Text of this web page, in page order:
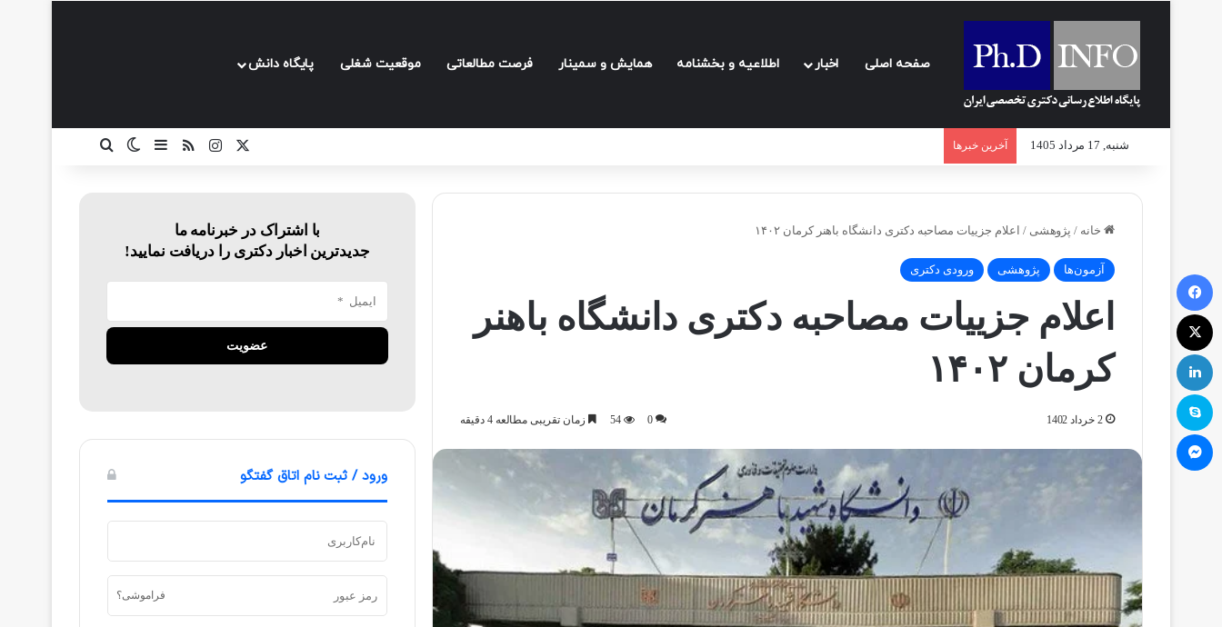
صفحه اصلی اخبار اطلاعیه و بخشنامه‌ همایش و سمینار فرصت مطالعاتی موقعیت شغلی پایگاه دانش
شنبه, 17 مرداد 1405 آخرین خبرها ایکساینستاگرام
خوراکسایدبارتغییر پوسته
خانه / پژوهشی / اعلام جزییات مصاحبه دکتری دانشگاه باهنر کرمان ۱۴۰۲
آزمون‌ها پژوهشی ورودی دکتری
اعلام جزییات مصاحبه دکتری دانشگاه باهنر
کرمان ۱۴۰۲
2 خرداد 1402 0
54 زمان تقریبی مطالعه 4 دقیقه
با اشتراک در خبرنامه ما
جدیدترین اخبار دکتری را دریافت نمایید!
ورود / ثبت نام اتاق گفتگو
فراموشی؟